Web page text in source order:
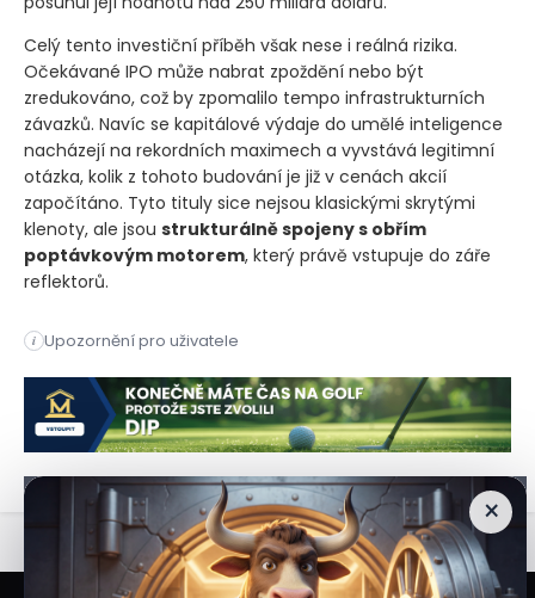
Celý tento investiční příběh však nese i reálná rizika.
Očekávané IPO může nabrat zpoždění nebo být
zredukováno, což by zpomalilo tempo infrastrukturních
závazků. Navíc se kapitálové výdaje do umělé inteligence
nacházejí na rekordních maximech a vyvstává legitimní
otázka, kolik z tohoto budování je již v cenách akcií
započítáno. Tyto tituly sice nejsou klasickými skrytými
klenoty, ale jsou strukturálně spojeny s obřím
poptávkovým motorem, který právě vstupuje do záře
reflektorů.
i Upozornění pro uživatele
Společnost Anthropic důvěrně požádala o vstup na burzu s
×